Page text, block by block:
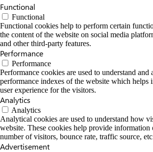
Functional
Functional
Functional cookies help to perform certain
the content of the website on social media
and other third-party features.
Performance
Performance
Performance cookies are used to understand and
performance indexes of the website which helps
user experience for the visitors.
Analytics
Analytics
Analytical cookies are used to understand how
website. These cookies help provide information
number of visitors, bounce rate, traffic source,
Advertisement